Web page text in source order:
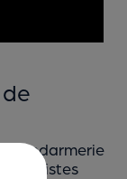
gendarmerie